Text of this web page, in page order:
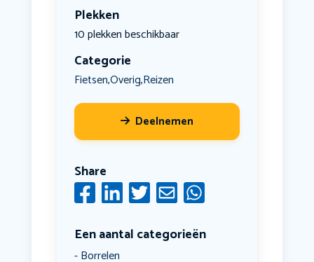
Plekken
10 plekken beschikbaar
Categorie
Fietsen,Overig,Reizen
Deelnemen
Share
Een aantal categorieën
Borrelen